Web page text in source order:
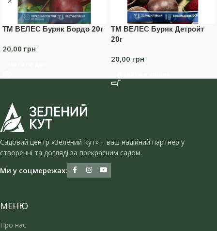
ТМ ВЕЛЕС Буряк Бордо 20г
20,00 грн
ТМ ВЕЛЕС Буряк Детройт
20г
20,00 грн
Садовий центр «Зелений Кут» – ваш надійний партнер у
створенні та догляді за прекрасним садом.
Ми у соцмережах:
МЕНЮ
Про нас